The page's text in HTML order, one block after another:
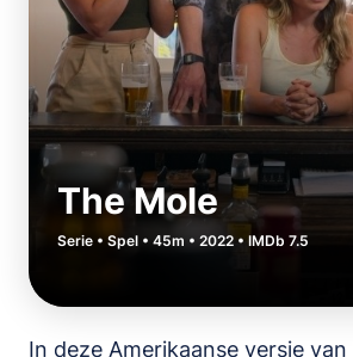
The Mole
Serie • Spel • 45m • 2022 • IMDb 7.5
In deze Amerikaanse versie van